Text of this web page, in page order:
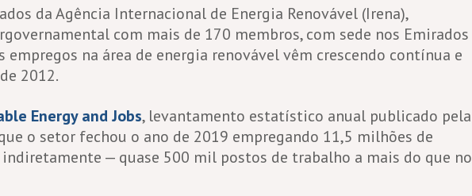
da Agência Internacional de Energia Renovável (Irena),
com mais de 170 membros, com sede nos Emirados
empregos na área de energia renovável vêm crescendo contínua e
2012.
Energy and Jobs, levantamento estatístico anual publicado pela
o setor fechou o ano de 2019 empregando 11,5 milhões de
indiretamente — quase 500 mil postos de trabalho a mais do que no